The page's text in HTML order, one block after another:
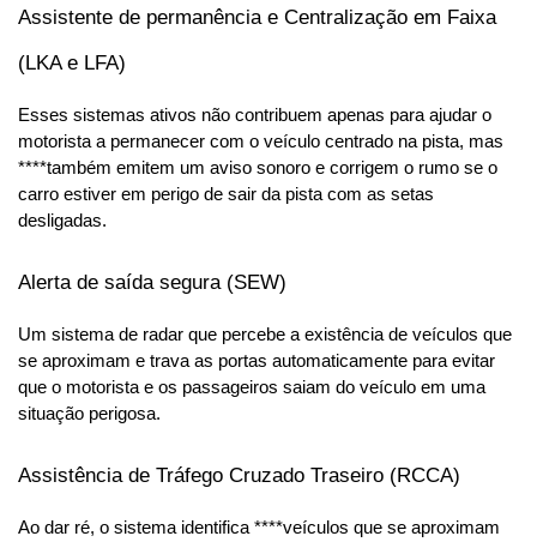
Assistente de permanência e Centralização em Faixa
(LKA e LFA)
Esses sistemas ativos não contribuem apenas para ajudar o
motorista a permanecer com o veículo centrado na pista, mas
****também emitem um aviso sonoro e corrigem o rumo se o
carro estiver em perigo de sair da pista com as setas
desligadas.
Alerta de saída segura (SEW)
Um sistema de radar que percebe a existência de veículos que
se aproximam e trava as portas automaticamente para evitar
que o motorista e os passageiros saiam do veículo em uma
situação perigosa.
Assistência de Tráfego Cruzado Traseiro (RCCA)
Ao dar ré, o sistema identifica ****veículos que se aproximam